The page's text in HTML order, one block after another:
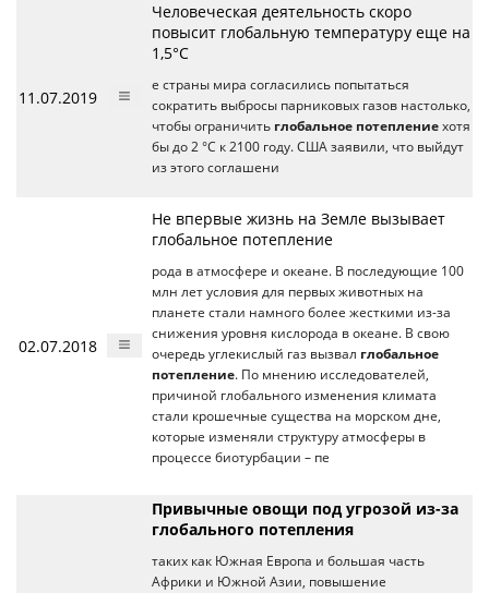
11.07.2019
Человеческая деятельность скоро
повысит глобальную температуру еще на
1,5°С
е страны мира согласились попытаться
сократить выбросы парниковых газов настолько,
чтобы ограничить глобальное потепление хотя
бы до 2 °С к 2100 году. США заявили, что выйдут
из этого соглашени
02.07.2018
Не впервые жизнь на Земле вызывает
глобальное потепление
рода в атмосфере и океане. В последующие 100
млн лет условия для первых животных на
планете стали намного более жесткими из-за
снижения уровня кислорода в океане. В свою
очередь углекислый газ вызвал глобальное
потепление. По мнению исследователей,
причиной глобального изменения климата
стали крошечные существа на морском дне,
которые изменяли структуру атмосферы в
процессе биотурбации – пе
Привычные овощи под угрозой из-за
глобального потепления
таких как Южная Европа и большая часть
Африки и Южной Азии, повышение